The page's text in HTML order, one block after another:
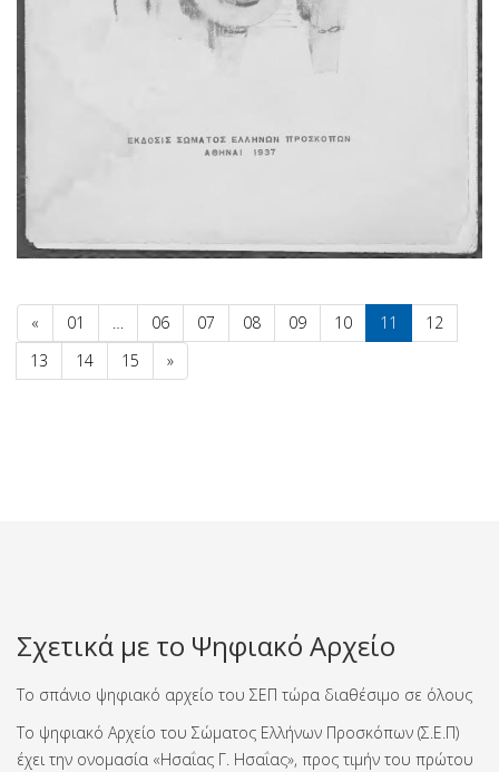
« 01 … 06 07 08 09 10 11
12
13
14 15 »
Σχετικά με το Ψηφιακό Αρχείο
Το σπάνιο ψηφιακό αρχείο του ΣΕΠ τώρα διαθέσιμο σε όλους
Το ψηφιακό Αρχείο του Σώματος Ελλήνων Προσκόπων (Σ.Ε.Π)
έχει την ονομασία «Ησαΐας Γ. Ησαΐας», προς τιμήν του πρώτου